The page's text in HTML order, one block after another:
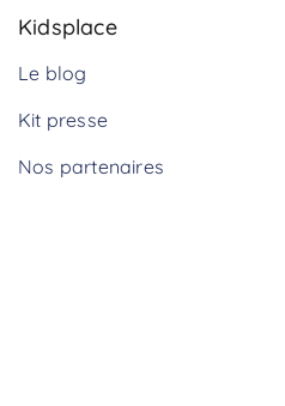
Kidsplace
Le blog
Kit presse
Nos partenaires